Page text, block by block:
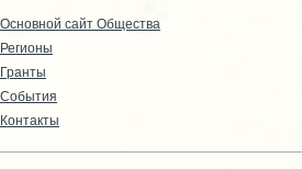
Основной сайт Общества
Регионы
Гранты
События
Контакты